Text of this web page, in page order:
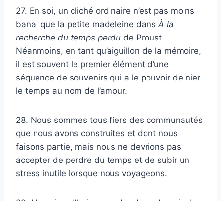
27. En soi, un cliché ordinaire n’est pas moins
banal que la petite madeleine dans À la
recherche du temps perdu de Proust.
Néanmoins, en tant qu’aiguillon de la mémoire,
il est souvent le premier élément d’une
séquence de souvenirs qui a le pouvoir de nier
le temps au nom de l’amour.
28. Nous sommes tous fiers des communautés
que nous avons construites et dont nous
faisons partie, mais nous ne devrions pas
accepter de perdre du temps et de subir un
stress inutile lorsque nous voyageons.